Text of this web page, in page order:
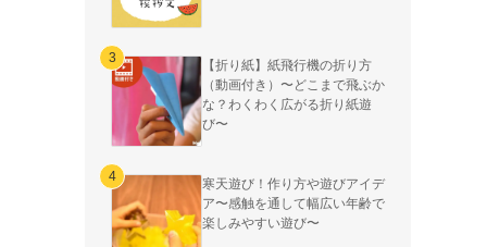
【折り紙】紙飛行機の折り方
（動画付き）〜どこまで飛ぶか
な？わくわく広がる折り紙遊
び〜
寒天遊び！作り方や遊びアイデ
ア〜感触を通して幅広い年齢で
楽しみやすい遊び〜